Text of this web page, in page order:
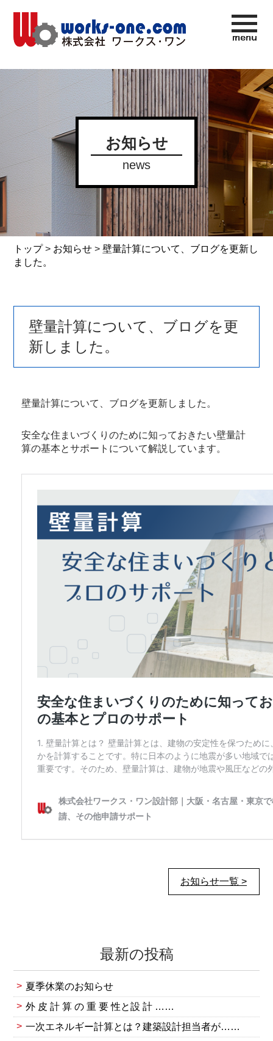
お知らせ
news
トップ> お知らせ >壁量計算について、ブログを更新し
ました。
壁量計算について、ブログを更
新しました。
壁量計算について、ブログを更新しました。
安全な住まいづくりのために知っておきたい壁量計
算の基本とサポートについて解説しています。
お知らせ一覧 >
最新の投稿
夏季休業のお知らせ
外 皮 計 算 の 重 要 性と設 計 ……
一次エネルギー計算とは？建築設計担当者が……